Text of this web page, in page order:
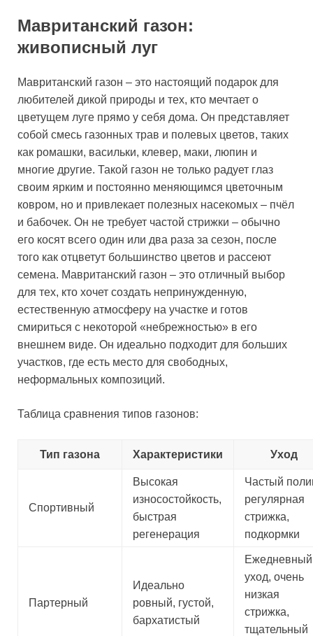
Мавританский газон:
живописный луг
Мавританский газон – это настоящий подарок для
любителей дикой природы и тех, кто мечтает о
цветущем луге прямо у себя дома. Он представляет
собой смесь газонных трав и полевых цветов, таких
как ромашки, васильки, клевер, маки, люпин и
многие другие. Такой газон не только радует глаз
своим ярким и постоянно меняющимся цветочным
ковром, но и привлекает полезных насекомых – пчёл
и бабочек. Он не требует частой стрижки – обычно
его косят всего один или два раза за сезон, после
того как отцветут большинство цветов и рассеют
семена. Мавританский газон – это отличный выбор
для тех, кто хочет создать непринужденную,
естественную атмосферу на участке и готов
смириться с некоторой «небрежностью» в его
внешнем виде. Он идеально подходит для больших
участков, где есть место для свободных,
неформальных композиций.
Таблица сравнения типов газонов:
Тип газона Характеристики Уход
Спортивный
Высокая
износостойкость,
быстрая
регенерация
Частый
регулярная
стрижка,
подкормки
Партерный
Идеально
ровный, густой,
бархатистый
Ежедневный
уход, очень
низкая
стрижка,
тщательный